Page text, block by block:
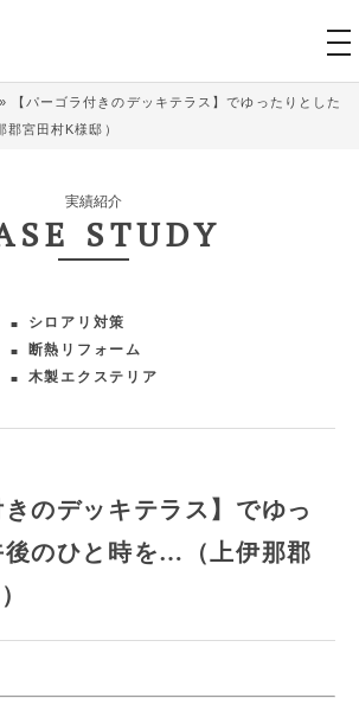
»
【パーゴラ付きのデッキテラス】でゆったりとした
宮田村K様邸）
実績紹介
STUDY
シロアリ対策
断熱リフォーム
木製エクステリア
きのデッキテラス】でゆっ
後のひと時を…（上伊那郡